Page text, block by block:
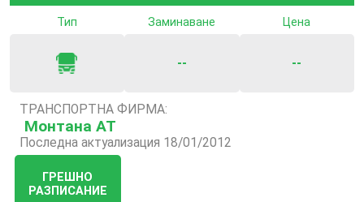
Тип Заминаване
--
Цена
--
ТРАНСПОРТНА ФИРМА:
Монтана АТ
Последна актуализация 18/01/2012
ГРЕШНО
РАЗПИСАНИЕ